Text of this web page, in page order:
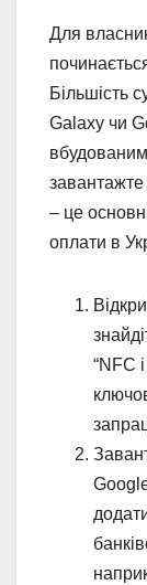
Для
Більшість
Galaxy чи
– це
оплати в
“NFC